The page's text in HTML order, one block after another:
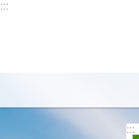
跳到主要內容區塊
:::
:::